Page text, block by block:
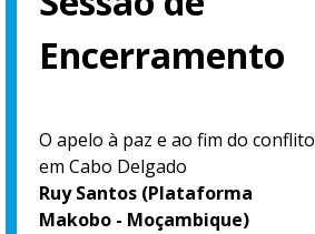
Encerramento
O apelo à paz e ao fim do conflito
em Cabo Delgado
Ruy Santos (Plataforma
Makobo - Moçambique)